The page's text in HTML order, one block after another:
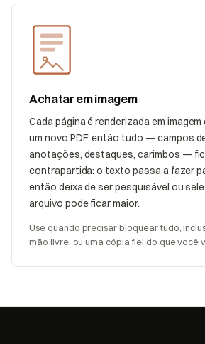
Achatar em imagem
Cada página é renderizada em
um novo PDF, então tudo — campos
anotações, destaques, carimbos —
contrapartida: o texto passa a fazer
então deixa de ser pesquisável ou
arquivo pode ficar maior.
Use quando precisar bloquear tudo,
mão livre, ou uma cópia fiel do que você